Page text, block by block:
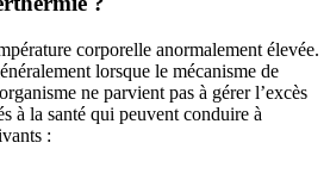
corporelle anormalement élevée.
lorsque le mécanisme de
ne parvient pas à gérer l’excès
à la santé qui peuvent conduire à
: